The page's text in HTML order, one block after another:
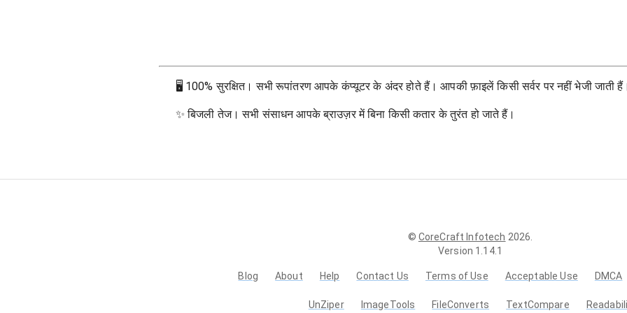
🖥 100% सुरक्षित। सभी रूपांतरण आपके कंप्यूटर के अंदर होते हैं। आपकी फ़ाइलें किसी सर्वर पर नहीं भेजी जाती हैं।
✨बिजली तेज। सभी संसाधन आपके ब्राउज़र में बिना किसी कतार के तुरंत हो जाते हैं।
© CoreCraft Infotech 2026
Version 1.14.1
Blog About Help Contact Us Terms of Use Acceptable Use DMCA
UnZiper ImageTools FileConverts TextCompare